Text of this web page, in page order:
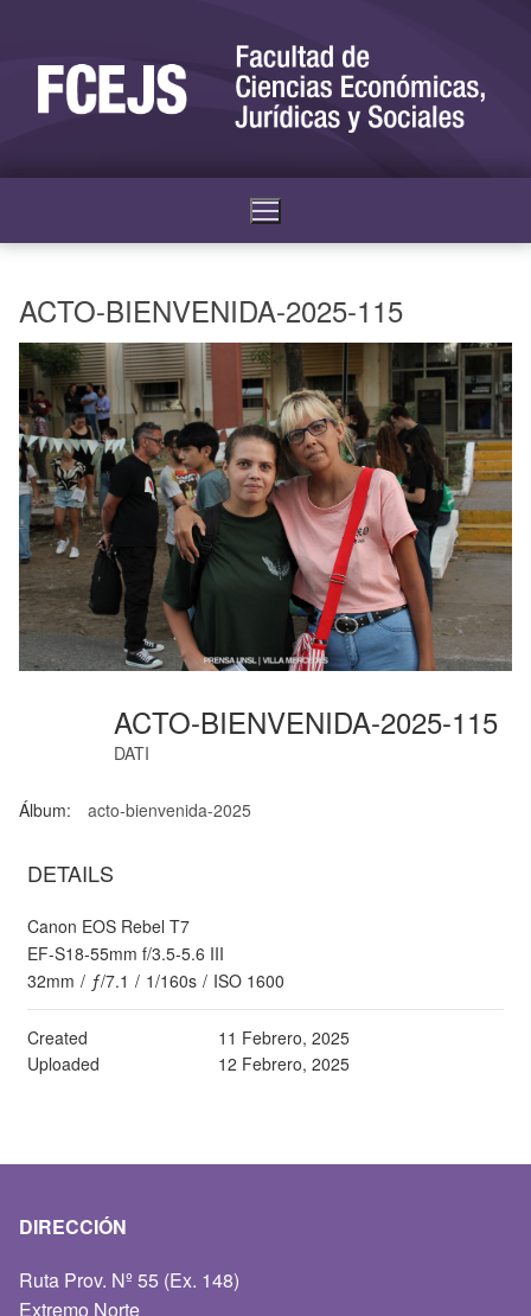
ACTO-BIENVENIDA-2025-115
ACTO-BIENVENIDA-2025-115
DATI
Álbum: acto-bienvenida-2025
DETAILS
Canon EOS Rebel T7
EF-S18-55mm f/3.5-5.6 III
32mm / ƒ/7.1 / 1/160s / ISO 1600
Created
11 Febrero, 2025
Uploaded
12 Febrero, 2025
DIRECCIÓN
Ruta Prov. Nº 55 (Ex. 148)
Extremo Norte